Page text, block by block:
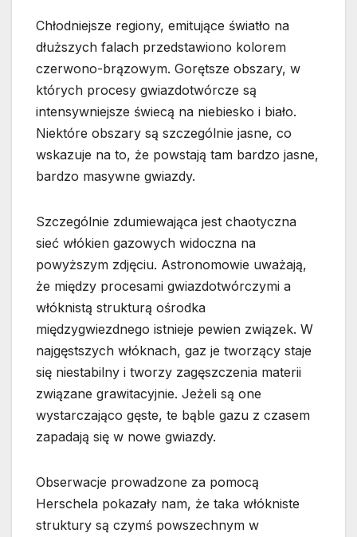
Chłodniejsze regiony, emitujące światło na
dłuższych falach przedstawiono kolorem
czerwono-brązowym. Gorętsze obszary, w
których procesy gwiazdotwórcze są
intensywniejsze świecą na niebiesko i biało.
Niektóre obszary są szczególnie jasne, co
wskazuje na to, że powstają tam bardzo jasne,
bardzo masywne gwiazdy.
Szczególnie zdumiewająca jest chaotyczna
sieć włókien gazowych widoczna na
powyższym zdjęciu. Astronomowie uważają,
że między procesami gwiazdotwórczymi a
włóknistą strukturą ośrodka
międzygwiezdnego istnieje pewien związek. W
najgęstszych włóknach, gaz je tworzący staje
się niestabilny i tworzy zagęszczenia materii
związane grawitacyjnie. Jeżeli są one
wystarczająco gęste, te bąble gazu z czasem
zapadają się w nowe gwiazdy.
Obserwacje prowadzone za pomocą
Herschela pokazały nam, że taka włókniste
struktury są czymś powszechnym w